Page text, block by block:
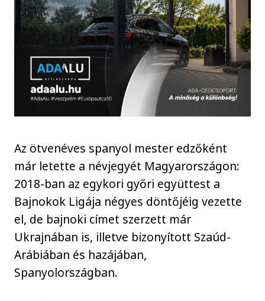
Az ötvenéves spanyol mester edzőként
már letette a névjegyét Magyarországon:
2018-ban az egykori győri együttest a
Bajnokok Ligája négyes döntőjéig vezette
el, de bajnoki címet szerzett már
Ukrajnában is, illetve bizonyított Szaúd-
Arábiában és hazájában,
Spanyolországban.